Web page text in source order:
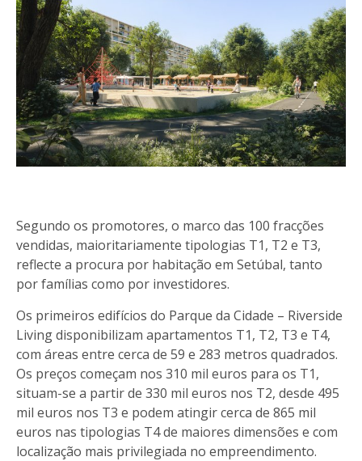
Segundo os promotores, o marco das 100 fracções
vendidas, maioritariamente tipologias T1, T2 e T3,
reflecte a procura por habitação em Setúbal, tanto
por famílias como por investidores.
Os primeiros edifícios do Parque da Cidade – Riverside
Living disponibilizam apartamentos T1, T2, T3 e T4,
com áreas entre cerca de 59 e 283 metros quadrados.
Os preços começam nos 310 mil euros para os T1,
situam-se a partir de 330 mil euros nos T2, desde 495
mil euros nos T3 e podem atingir cerca de 865 mil
euros nas tipologias T4 de maiores dimensões e com
localização mais privilegiada no empreendimento.